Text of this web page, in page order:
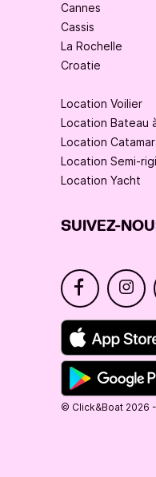
Cannes
Cassis
La Rochelle
Croatie
Location Voilier
Location Bateau
Location
Location Semi-
Location Yacht
SUIVEZ-
© Click&Boat 2026